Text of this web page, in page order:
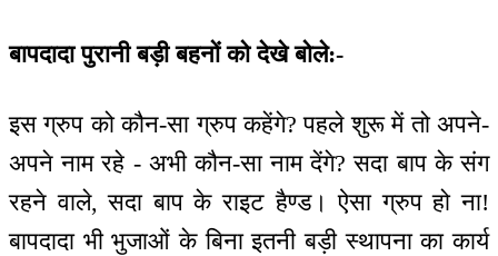
बापदादा पुरानी बड़ी बहनों को देखे बोले:-
इस ग्रुप को कौन-सा ग्रुप कहेंगे? पहले शुरू में तो अपने-
अपने नाम रहे - अभी कौन-सा नाम देंगे? सदा बाप के संग
रहने वाले, सदा बाप के राइट हैण्ड। ऐसा ग्रुप हो ना!
बापदादा भी भुजाओं के बिना इतनी बड़ी स्थापना का कार्य